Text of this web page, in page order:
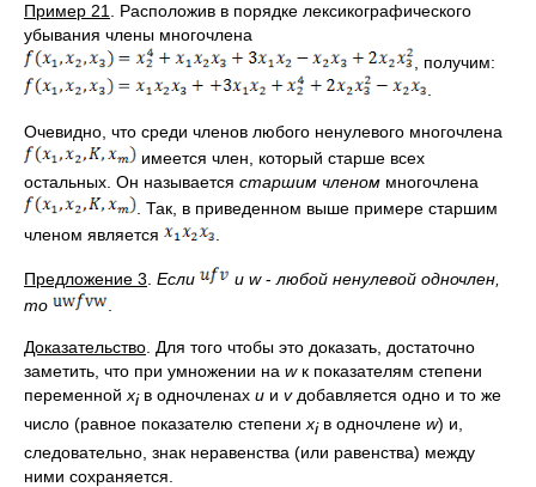
Пример 21. Расположив в порядке лексикографического
убывания члены многочлена
, получим:
.
Очевидно, что среди членов любого ненулевого многочлена
имеется член, который старше всех
остальных. Он называется старшим членом многочлена
. Так, в приведенном выше примере старшим
членом является
.
Предложение 3. Если и w-любой ненулевой одночлен,
то
.
Доказательство. Для того чтобы это доказать, достаточно
заметить, что при умножении на wк показателям степени
переменнойxiв одночленах u и vдобавляется одно и то же
число (равное показателю степени xiв одночлене w) и,
следовательно, знак неравенства (или равенства) между
ними сохраняется.